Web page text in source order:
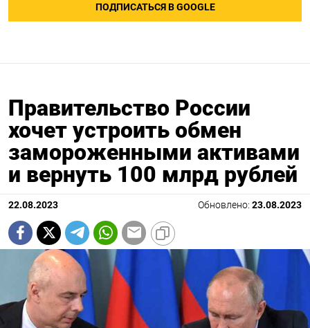
ПОДПИСАТЬСЯ В GOOGLE
Правительство России
хочет устроить обмен
замороженными активами
и вернуть 100 млрд рублей
22.08.2023 Обновлено: 23.08.2023